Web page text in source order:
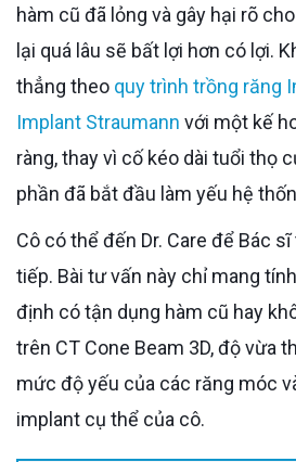
hàm cũ đã lỏng và gây hại rõ
lại quá lâu sẽ bất lợi hơn có lợi.
thẳng theo quy trình trồng răng
Implant Straumann với một kế
ràng, thay vì cố kéo dài tuổi thọ
phần đã bắt đầu làm yếu hệ
Cô có thể đến Dr. Care để Bác sĩ thăm khám trực
tiếp. Bài tư vấn này chỉ mang
định có tận dụng hàm cũ hay
trên CT Cone Beam 3D, độ vừa
mức độ yếu của các răng móc
implant cụ thể của cô.